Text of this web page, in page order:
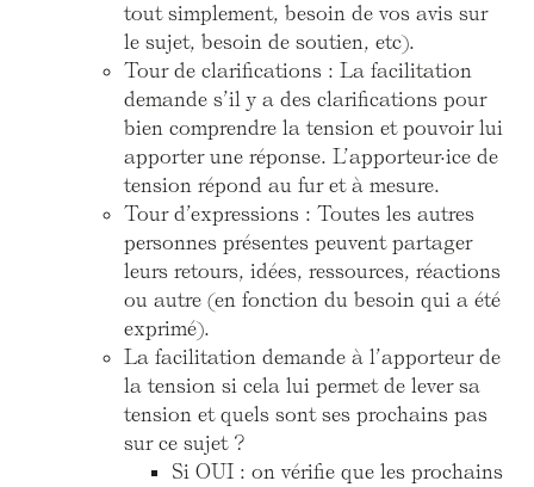
tout simplement, besoin de vos avis sur
le sujet, besoin de soutien, etc).
Tour de clarifications : La facilitation
demande s’il y a des clarifications pour
bien comprendre la tension et pouvoir lui
apporter une réponse. L’apporteur·ice de
tension répond au fur et à mesure.
Tour d’expressions : Toutes les autres
personnes présentes peuvent partager
leurs retours, idées, ressources, réactions
ou autre (en fonction du besoin qui a été
exprimé).
La facilitation demande à l’apporteur de
la tension si cela lui permet de lever sa
tension et quels sont ses prochains pas
sur ce sujet ?
Si OUI : on vérifie que les prochains